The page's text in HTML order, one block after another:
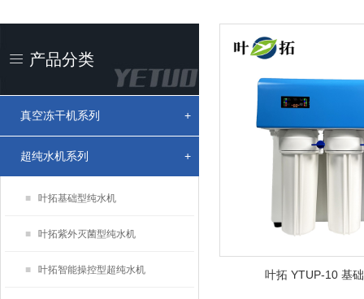
产品分类
真空冻干机系列 +
超纯水机系列 +
■ 叶拓基础型纯水机
■ 叶拓紫外灭菌型纯水机
■ 叶拓智能操控型超纯水机 叶拓 YTUP-10 基